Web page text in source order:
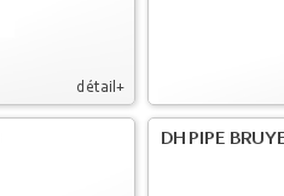
détail+
DH PIPE